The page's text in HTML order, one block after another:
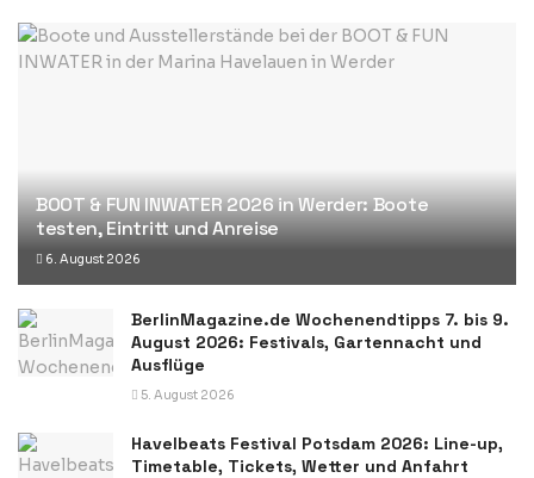
BOOT & FUN INWATER 2026 in Werder: Boote
testen, Eintritt und Anreise
6. August 2026
BerlinMagazine.de Wochenendtipps 7. bis 9.
August 2026: Festivals, Gartennacht und
Ausflüge
5. August 2026
Havelbeats Festival Potsdam 2026: Line-up,
Timetable, Tickets, Wetter und Anfahrt